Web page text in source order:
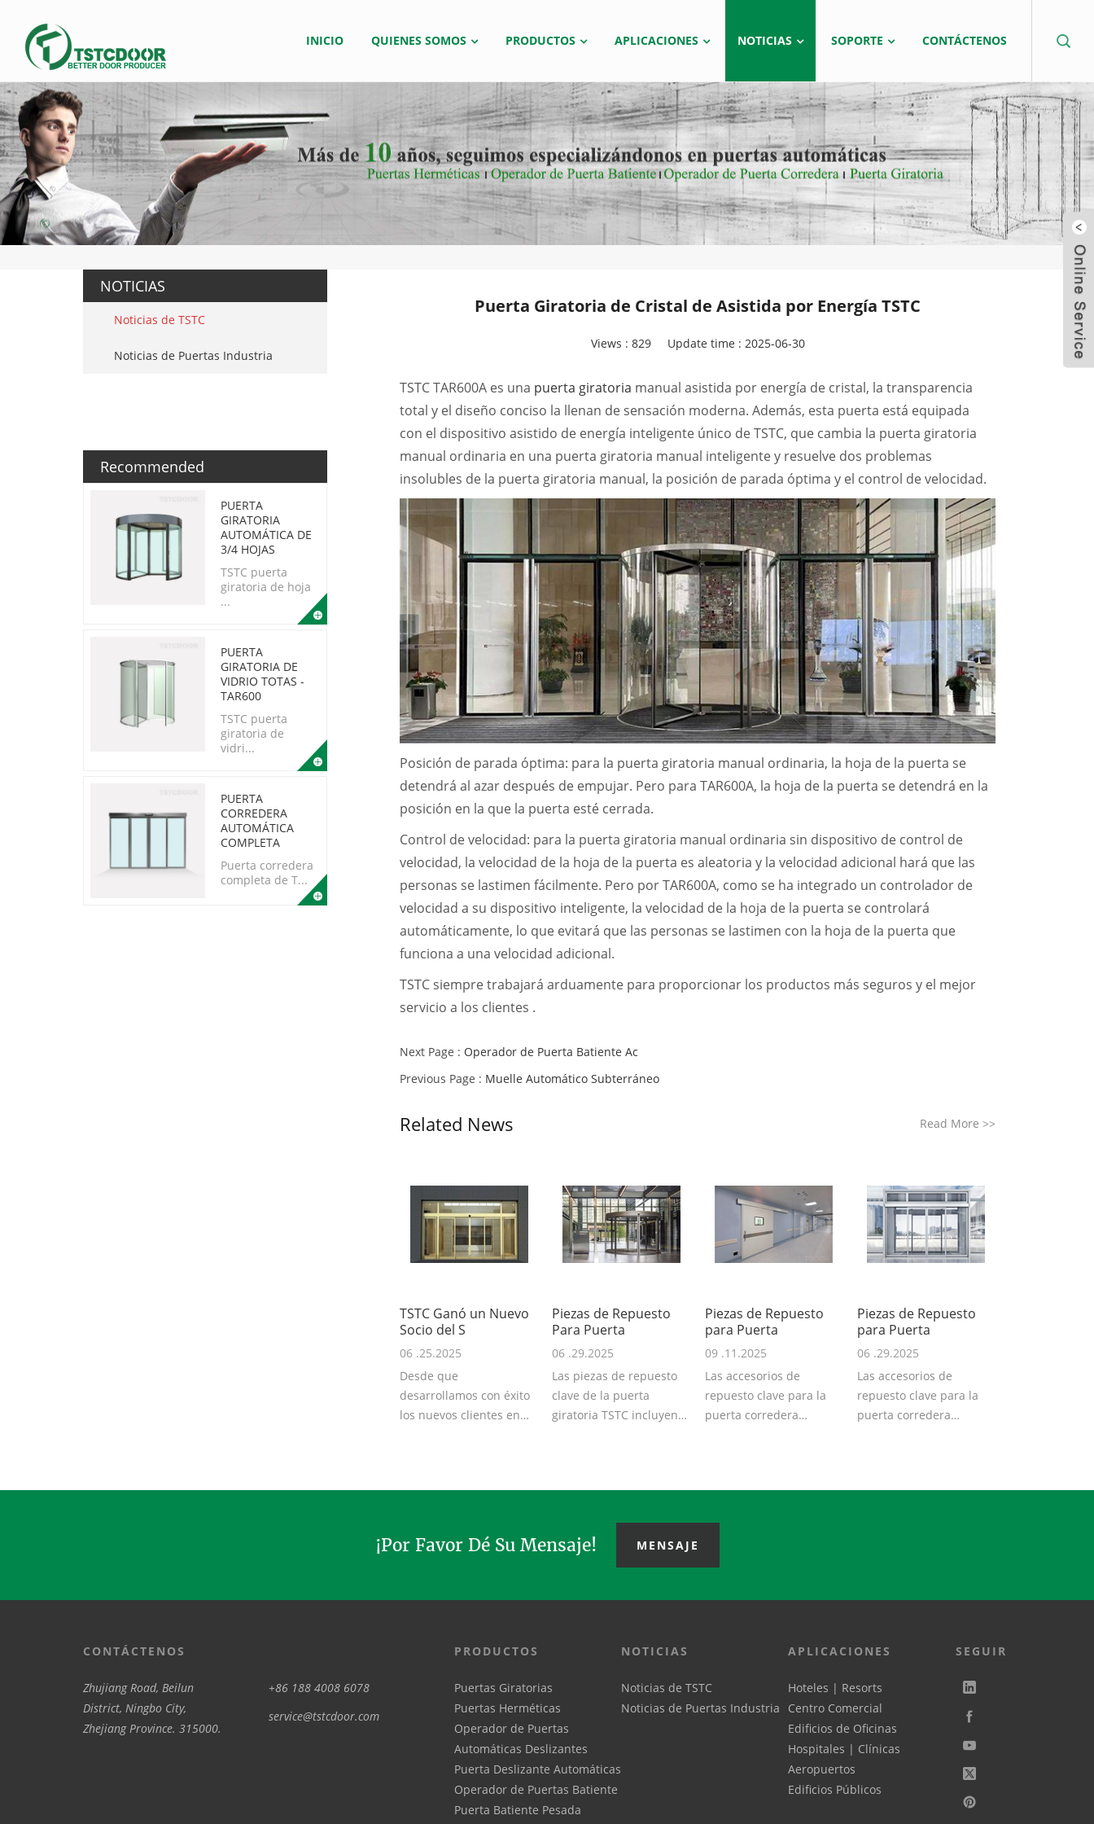
INICIO QUIENES SOMOS PRODUCTOS APLICACIONES NOTICIAS SOPORTE CONTÁCTENOS
NOTICIAS
Noticias de TSTC
Noticias de Puertas Industria
Recommended
PUERTA
GIRATORIA
AUTOMÁTICA DE
3/4 HOJAS
TSTC puerta
giratoria de hoja
...
PUERTA
GIRATORIA DE
VIDRIO TOTAS -
TAR600
TSTC puerta
giratoria de
vidri...
PUERTA
CORREDERA
AUTOMÁTICA
COMPLETA
Puerta corredera
completa de T...
Puerta Giratoria de Cristal de Asistida por Energía TSTC
Views : 829 Update time : 2025-06-30
TSTC TAR600A es una puerta giratoria manual asistida por energía de cristal, la transparencia
total y el diseño conciso la llenan de sensación moderna. Además, esta puerta está equipada
con el dispositivo asistido de energía inteligente único de TSTC, que cambia la puerta giratoria
manual ordinaria en una puerta giratoria manual inteligente y resuelve dos problemas
insolubles de la puerta giratoria manual, la posición de parada óptima y el control de velocidad.
Posición de parada óptima: para la puerta giratoria manual ordinaria, la hoja de la puerta se
detendrá al azar después de empujar. Pero para TAR600A, la hoja de la puerta se detendrá en la
posición en la que la puerta esté cerrada.
Control de velocidad: para la puerta giratoria manual ordinaria sin dispositivo de control de
velocidad, la velocidad de la hoja de la puerta es aleatoria y la velocidad adicional hará que las
personas se lastimen fácilmente. Pero por TAR600A, como se ha integrado un controlador de
velocidad a su dispositivo inteligente, la velocidad de la hoja de la puerta se controlará
automáticamente, lo que evitará que las personas se lastimen con la hoja de la puerta que
funciona a una velocidad adicional.
TSTC siempre trabajará arduamente para proporcionar los productos más seguros y el mejor
servicio a los clientes .
Next Page : Operador de Puerta Batiente Ac
Previous Page : Muelle Automático Subterráneo
Related News Read More >>
TSTC Ganó un Nuevo
Socio del S
06 .25.2025
Desde que
desarrollamos con éxito
los nuevos clientes en
Piezas de Repuesto
Para Puerta
06 .29.2025
Las piezas de repuesto
clave de la puerta
giratoria TSTC incluyen
Piezas de Repuesto
para Puerta
09 .11.2025
Las accesorios de
repuesto clave para la
puerta corredera
Piezas de Repuesto
para Puerta
06 .29.2025
Las accesorios de
repuesto clave para la
puerta corredera
¡Por Favor Dé Su Mensaje! MENSAJE
CONTÁCTENOS
Zhujiang Road, Beilun
District, Ningbo City,
Zhejiang Province. 315000.
+86 188 4008 6078
service@tstcdoor.com
PRODUCTOS
Puertas Giratorias
Puertas Herméticas
Operador de Puertas
Automáticas Deslizantes
Puerta Deslizante Automáticas
Operador de Puertas Batiente
Puerta Batiente Pesada
NOTICIAS
Noticias de TSTC
Noticias de Puertas Industria
APLICACIONES
Hoteles | Resorts
Centro Comercial
Edificios de Oficinas
Hospitales | Clínicas
Aeropuertos
Edificios Públicos
SEGUIR